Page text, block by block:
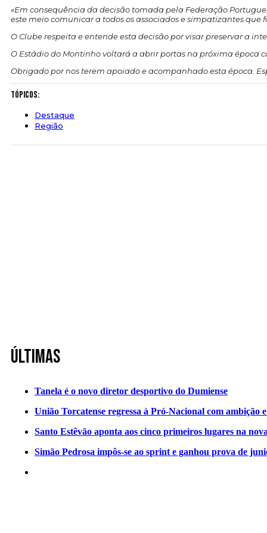
«Em consequência da decisão tomada pela Federação
este meio comunicar a todos os associados e simpatizantes
O Clube respeita e entende esta decisão por visar preservar a
O Estádio do Montinho voltará a abrir portas na próxima época
Obrigado por nos terem apoiado e acompanhado esta época.
Tópicos:
Destaque
Região
Últimas
Tanela é o novo diretor desportivo do Dumiense
União Torcatense regressa à Pró-Nacional com ambição
Santo Estêvão aponta aos cinco primeiros lugares na
Simão Pedrosa impôs-se ao sprint e ganhou prova de